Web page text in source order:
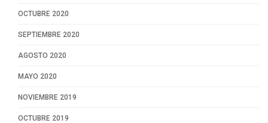
OCTUBRE 2020
SEPTIEMBRE 2020
AGOSTO 2020
MAYO 2020
NOVIEMBRE 2019
OCTUBRE 2019